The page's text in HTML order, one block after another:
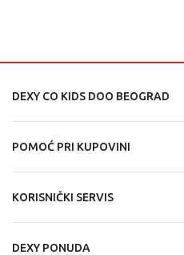
DEXY CO KIDS DOO BEOGRAD
POMOĆ PRI KUPOVINI
KORISNIČKI SERVIS
DEXY PONUDA